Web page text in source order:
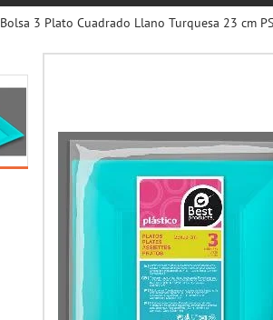
Bolsa 3 Plato Cuadrado Llano Turquesa 23 cm PS